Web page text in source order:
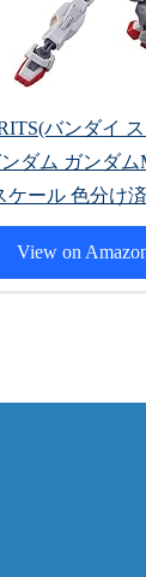
バンダイ
ダム ガンダ
ケール 色分け
View on